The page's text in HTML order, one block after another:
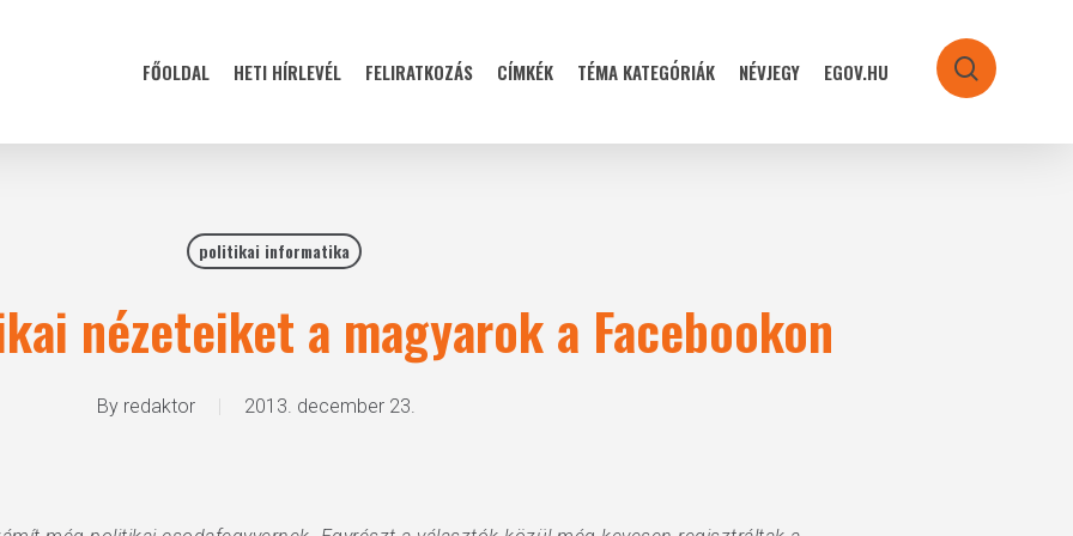
FŐOLDAL HETI HÍRLEVÉL FELIRATKOZÁS CÍMKÉK TÉMA KATEGÓRIÁK NÉVJEGY EGOV.HU search
politikai informatika
nézeteiket a magyarok a Facebookon
By redaktor 2013. december 23.